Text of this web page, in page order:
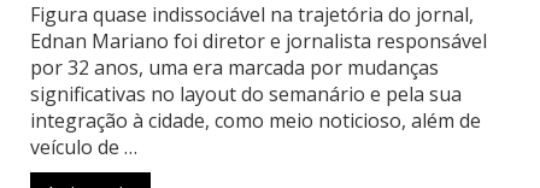
Figura quase indissociável na trajetória do jornal,
Ednan Mariano foi diretor e jornalista responsável
por 32 anos, uma era marcada por mudanças
significativas no layout do semanário e pela sua
integração à cidade, como meio noticioso, além de
veículo de …